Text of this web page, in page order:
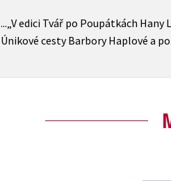
...„V edici Tvář po Poupátkách
Únikové cesty Barbory Haplové a